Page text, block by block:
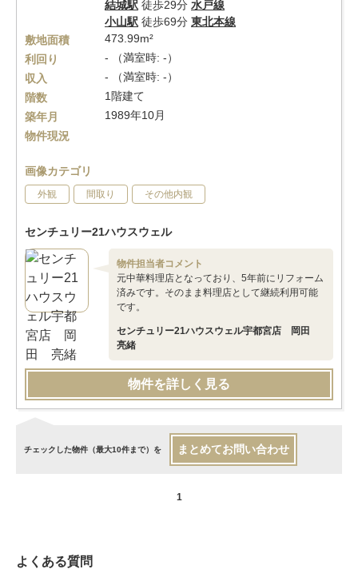
結城駅 徒歩29分 水戸線
小山駅 徒歩69分 東北本線
敷地面積
473.99m²
利回り
- （満室時: -）
収入
- （満室時: -）
階数
1階建て
築年月
1989年10月
物件現況
画像カテゴリ
外観 間取り その他内観
センチュリー21ハウスウェル
物件担当者コメント
元中華料理店となっており、5年前にリフォーム
済みです。そのまま料理店として継続利用可能
です。
センチュリー21ハウスウェル宇都宮店 岡田
亮緒
物件を詳しく見る
チェックした物件（最大10件まで）を まとめてお問い合わせ
1
よくある質問